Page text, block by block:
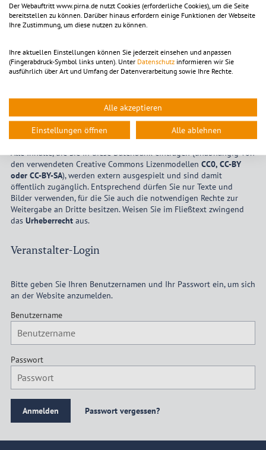
Eigene Veranstaltung eintragen
manuell geprüft werden müssen und bis zur
Freischaltung/Sichtbarkeitbis zu 72 Stundenvergehen können.
Bitte verwenden Sie auschließlich Bildmaterial im
einer Breite vonexakt 1280 Pixel . Davon abweichende Dateien
werden vom Redaktionssystem nicht akzeptiert.
Alle Inhalte, die Sie in diese Datenbank eintragen (unabhängig von
den verwendeten Creative Commons Lizenmodellen CC0, CC-BY
oder CC-BY-SA), werden extern ausgespielt und sind damit
öffentlich zugänglich. Entsprechend dürfen Sie nur Texte und
Bilder verwenden, für die Sie auch die notwendigen Rechte zur
Weitergabe an Dritte besitzen. Weisen Sie im Fließtext zwingend
das Urheberrechtaus.
Veranstalter-Login
Bitte geben Sie Ihren Benutzernamen und Ihr Passwort ein, um sich
an der Website anzumelden.
Benutzername
Passwort
Passwort vergessen?
Der Webauftritt www.pirna.de nutzt Cookies (erforderliche Cookies), um die Seite
bereitstellen zu können. Darüber hinaus erfordern einige Funktionen der Webseite
Ihre Zustimmung, um diese nutzen zu können.
Ihre aktuellen Einstellungen können Sie jederzeit einsehen und anpassen
(Fingerabdruck-Symbol links unten). Unter Datenschutz informieren wir Sie
ausführlich über Art und Umfang der Datenverarbeitung sowie Ihre Rechte.
Alle akzeptieren
Einstellungen öffnen Alle ablehnen